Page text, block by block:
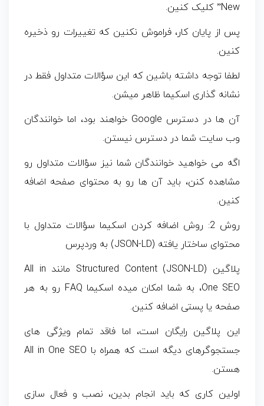
New” کلیک کنین.
پس از پایان کار، فراموش نکنین که تغییرات رو ذخیره
کنین.
لطفا توجه داشته باشین که این سؤالات متداول فقط در
نشانه گذاری اسکیما ظاهر میشن.
آن ها در دسترس Google خواهند بود، اما خوانندگان
وب سایت شما در دسترس نیستن.
اگه می خواهید خوانندگان شما نیز سؤالات متداول رو
مشاهده کنن، باید آن ها رو به محتوای صفحه اضافه
کنین.
روش 2: روش اضافه کردن اسکیما سؤالات متداول با
محتوای ساختار یافته (JSON-LD) به وردپرس
پلاگین Structured Content (JSON-LD) مانند All in
One SEO، به شما امکان میده اسکیما FAQ رو به هر
صفحه یا پستی اضافه کنین.
این پلاگین رایگان است، اما فاقد تمام ویژگی های
جستجوگرهای دیگه است که همراه با All in One SEO
هستن.
اولین کاری که باید انجام بدین، نصب و فعال سازی